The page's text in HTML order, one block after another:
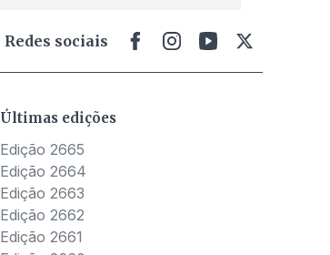
Redes sociais
Últimas edições
Edição 2665
Edição 2664
Edição 2663
Edição 2662
Edição 2661